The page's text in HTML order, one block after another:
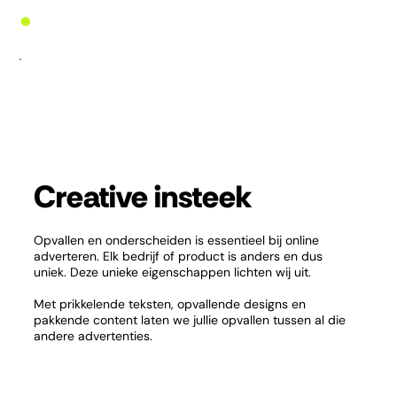
•
Creative insteek
Opvallen en onderscheiden is essentieel bij online
adverteren. Elk bedrijf of product is anders en dus
uniek. Deze unieke eigenschappen lichten wij uit.
Met prikkelende teksten, opvallende designs en
pakkende content laten we jullie opvallen tussen al die
andere advertenties.